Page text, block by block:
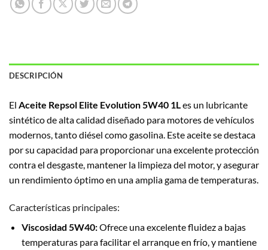
DESCRIPCIÓN
El Aceite Repsol Elite Evolution 5W40 1Les un lubricante
sintético de alta calidad diseñado para motores de vehículos
modernos, tanto diésel como gasolina. Este aceite se destaca
por su capacidad para proporcionar una excelente protección
contra el desgaste, mantener la limpieza del motor, y asegurar
un rendimiento óptimo en una amplia gama de temperaturas.
Características principales:
Viscosidad 5W40:Ofrece una excelente fluidez a bajas
temperaturas para facilitar el arranque en frío, y mantiene